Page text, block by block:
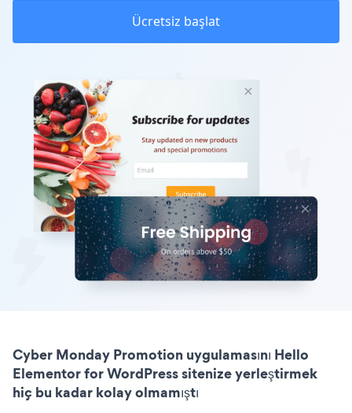
Ücretsiz başlat
Cyber Monday Promotion uygulamasını Hello
Elementor for WordPress sitenize yerleştirmek
hiç bu kadar kolay olmamıştı